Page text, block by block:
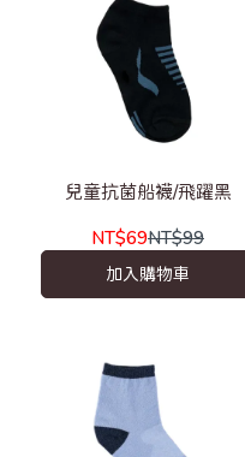
兒童抗菌船襪/飛躍黑
NT$69NT$99
加入購物車